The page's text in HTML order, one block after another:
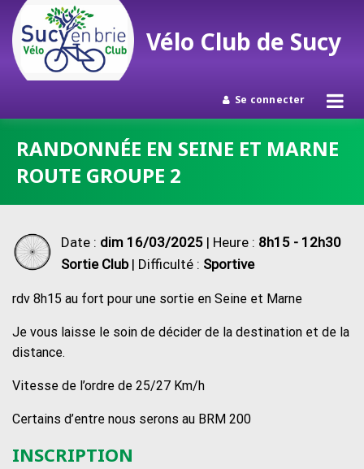
contenu
Vélo Club de Sucy
Se connecter
RANDONNÉE EN SEINE ET MARNE
ROUTE GROUPE 2
Date : dim 16/03/2025 | Heure : 8h15 - 12h30
Sortie Club| Difficulté : Sportive
rdv 8h15 au fort pour une sortie en Seine et Marne
Je vous laisse le soin de décider de la destination et de la
distance.
Vitesse de l’ordre de 25/27 Km/h
Certains d’entre nous serons au BRM 200
INSCRIPTION